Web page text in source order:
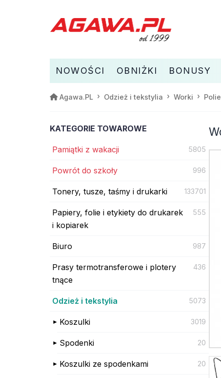
NOWOŚCI OBNIŻKI BONUSY
Agawa.PL Odzież i tekstylia Worki
KATEGORIE TOWAROWE
Pamiątki z wakacji 5805
Powrót do szkoły 996
Tonery, tusze, taśmy i drukarki 133701
Papiery, folie i etykiety do drukarek
i kopiarek
555
Biuro 987
Prasy termotransferowe i plotery
tnące
436
Odzież i tekstylia 5073
Koszulki 3019
Spodenki 20
Koszulki ze spodenkami 20